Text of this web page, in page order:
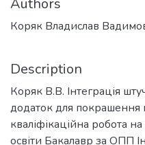
Authors
Коряк Владислав
Description
Коряк В.В. Інтеграція
додаток для покрашення
кваліфікаційна робота
освіти Бакалавр за ОПП